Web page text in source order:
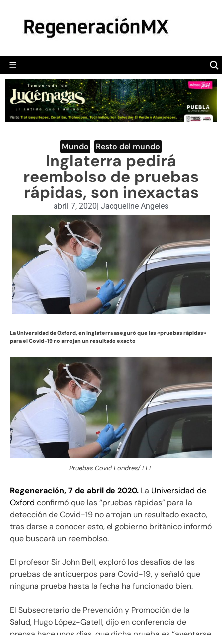
☰
POLÍTICA
CAMALEÓN
OPINIÓN
DEPORTES
ENGLISH SECTION
VIDEOS
Mundo Resto del mundo
Inglaterra pedirá
reembolso de pruebas
rápidas, son inexactas
abril 7, 2020| Jacqueline Angeles
La Universidad de Oxford, en Inglaterra aseguró que las «pruebas rápidas»
para el Covid-19 no arrojan un resultado exacto
Pruebas Covid Londres/ EFE
Regeneración, 7 de abril de 2020. La Universidad de
Oxford confirmó que las “pruebas rápidas” para la
detección de Covid-19 no arrojan un resultado exacto,
tras darse a conocer esto, el gobierno británico informó
que buscará un reembolso.
El profesor Sir John Bell, exploró los desafíos de las
pruebas de anticuerpos para Covid-19, y señaló que
ninguna prueba hasta la fecha ha funcionado bien.
El Subsecretario de Prevención y Promoción de la
Salud, Hugo López-Gatell,dijo en conferencia de